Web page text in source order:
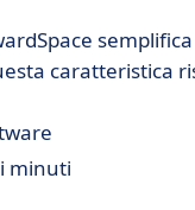
caratteristica
minuti